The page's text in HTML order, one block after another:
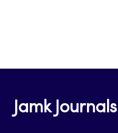
Jamk Journals